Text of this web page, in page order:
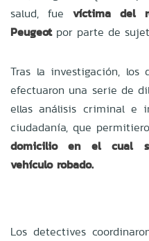
salud, fue víctima del
Peugeotpor parte de
Tras la investigación, los
efectuaron una serie de
ellas análisis criminal e
ciudadanía, que
domicilio en el cual
vehículo robado.
Los detectives